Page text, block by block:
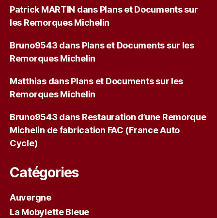
Patrick MARTIN dans Plans et Documents sur
les Remorques Michelin
Bruno9543 dans Plans et Documents sur les
Remorques Michelin
MatthiasdansPlans et Documents sur les
Remorques Michelin
Bruno9543 dans Restauration d’une Remorque
Michelin de fabrication FAC (France Auto
Cycle)
Catégories
Auvergne
La Mobylette Bleue